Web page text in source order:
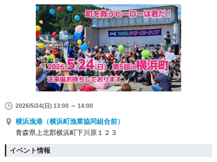
2026/5/24(日) 13:00 ～ 14:00
横浜漁港（横浜町漁業協同組合前）
青森県上北郡横浜町下川原１２３
イベント情報